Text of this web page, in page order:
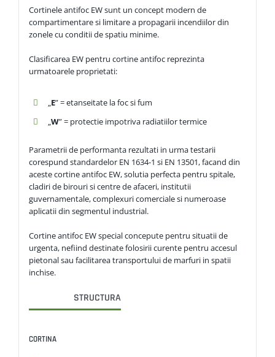
Cortinele antifoc EW sunt un concept modern de
compartimentare si limitare a propagarii incendiilor din
zonele cu conditii de spatiu minime.
Clasificarea EW pentru cortine antifoc reprezinta
urmatoarele proprietati:
„E” = etanseitate la foc si fum
„W” = protectie impotriva radiatiilor termice
Parametrii de performanta rezultati in urma testarii
corespund standardelor EN 1634-1 si EN 13501, facand din
aceste cortine antifoc EW, solutia perfecta pentru spitale,
cladiri de birouri si centre de afaceri, institutii
guvernamentale, complexuri comerciale si numeroase
aplicatii din segmentul industrial.
Cortine antifoc EW special concepute pentru situatii de
urgenta, nefiind destinate folosirii curente pentru accesul
pietonal sau facilitarea transportului de marfuri in spatii
inchise.
STRUCTURA
CORTINA